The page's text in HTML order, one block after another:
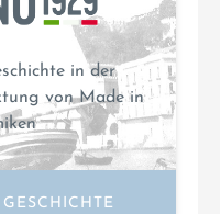
in der
von Made in